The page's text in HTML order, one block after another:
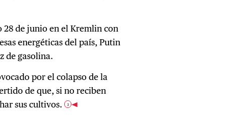
de junio en el Kremlin con
energéticas del país, Putin
de gasolina.
por el colapso de la
de que, si no reciben
sus cultivos.
3